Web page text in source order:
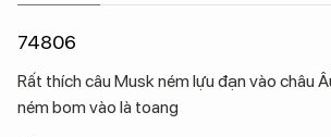
74806
Rất thích câu Musk ném lựu đạn vào châu
ném bom vào là toang